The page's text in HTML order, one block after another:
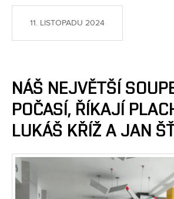
11. LISTOPADU 2024
NÁŠ NEJVĚTŠÍ
POČASÍ, ŘÍKAJÍ
LUKÁŠ KŘÍŽ A JAN